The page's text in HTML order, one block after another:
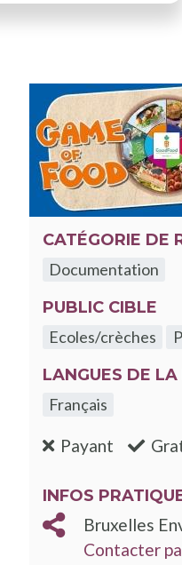
CATÉGORIE DE
Documentation
PUBLIC CIBLE
Ecoles/crèches
LANGUES DE LA
Français
Payant :non
INFOS
Bruxelles
Contacter